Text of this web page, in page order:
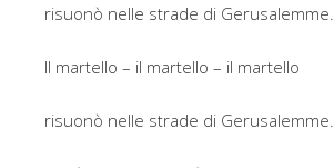
risuonò nelle strade di Gerusalemme.
Il martello – il martello – il martello
risuonò nelle strade di Gerusalemme.